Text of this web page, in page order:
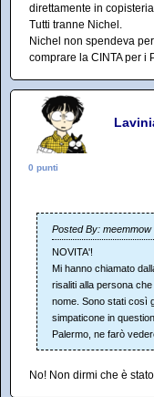
direttamente in
Tutti tranne Nichel.
Nichel non spendeva
comprare la CINTA per
0 punti
Posted By: meemmow
NOVITA'!
Mi hanno chiamato
risaliti alla persona
nome. Sono stati così
simpaticone in
Palermo, ne farò
No! Non dirmi che è